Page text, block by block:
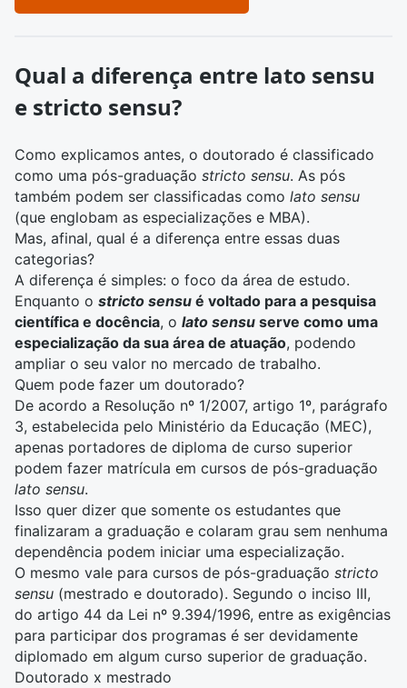
Qual a diferença entre lato sensu
e stricto sensu?
Como explicamos antes, o doutorado é classificado
como uma pós-graduação stricto sensu. As pós
também podem ser classificadas como lato sensu
(que englobam as especializações e MBA).
Mas, afinal, qual é a diferença entre essas duas
categorias?
A diferença é simples: o foco da área de estudo.
Enquanto o stricto sensu é voltado para a pesquisa
científica e docência, o lato sensu serve como uma
especialização da sua área de atuação, podendo
ampliar o seu valor no mercado de trabalho.
Quem pode fazer um doutorado?
De acordo a Resolução nº 1/2007, artigo 1º, parágrafo
3, estabelecida pelo Ministério da Educação (MEC),
apenas portadores de diploma de curso superior
podem fazer matrícula em cursos de pós-graduação
lato sensu.
Isso quer dizer que somente os estudantes que
finalizaram a graduação e colaram grau sem nenhuma
dependência podem iniciar uma especialização.
O mesmo vale para cursos de pós-graduação stricto
sensu (mestrado e doutorado). Segundo o inciso III,
do artigo 44 da Lei nº 9.394/1996, entre as exigências
para participar dos programas é ser devidamente
diplomado em algum curso superior de graduação.
Doutorado x mestrado